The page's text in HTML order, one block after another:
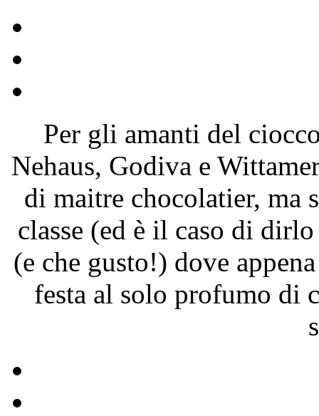
Per gli amanti del
Nehaus, Godiva e
di maitre chocolatier, ma
classe (ed è il caso di
(e che gusto!) dove
festa al solo profumo di